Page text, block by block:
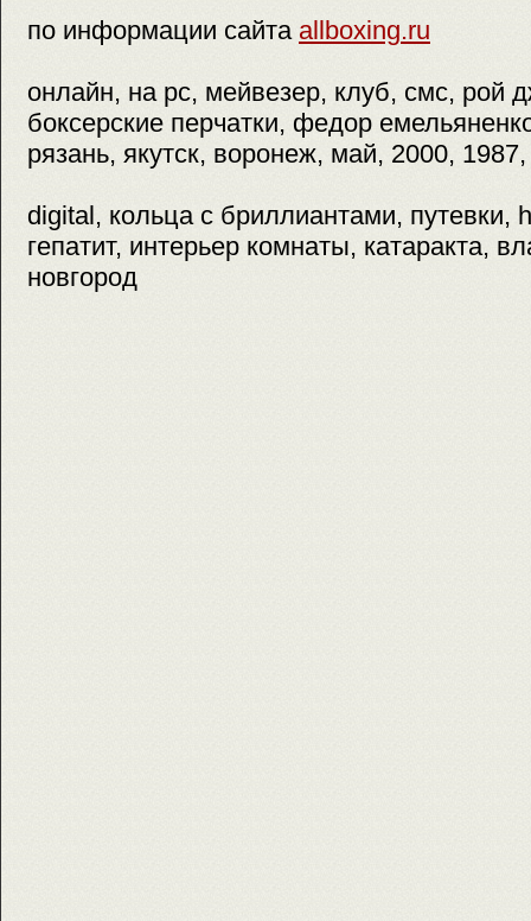
по информации сайта allboxing.ru
онлайн, на pc, мейвезер, клуб, смс, рой
боксерские перчатки, федор
рязань, якутск, воронеж, май, 2000,
digital, кольца с бриллиантами, путевки,
гепатит, интерьер комнаты, катаракта,
новгород